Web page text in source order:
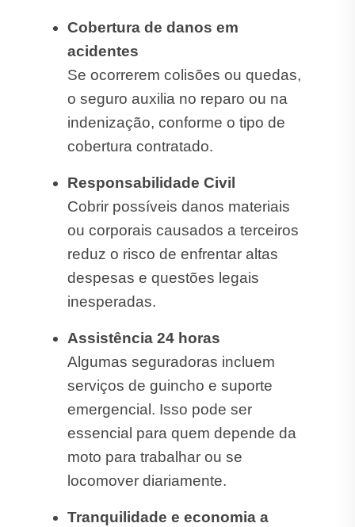
Cobertura de danos em
acidentes
Se ocorrerem colisões ou quedas,
o seguro auxilia no reparo ou na
indenização, conforme o tipo de
cobertura contratado.
Responsabilidade Civil
Cobrir possíveis danos materiais
ou corporais causados a terceiros
reduz o risco de enfrentar altas
despesas e questões legais
inesperadas.
Assistência 24 horas
Algumas seguradoras incluem
serviços de guincho e suporte
emergencial. Isso pode ser
essencial para quem depende da
moto para trabalhar ou se
locomover diariamente.
Tranquilidade e economia a